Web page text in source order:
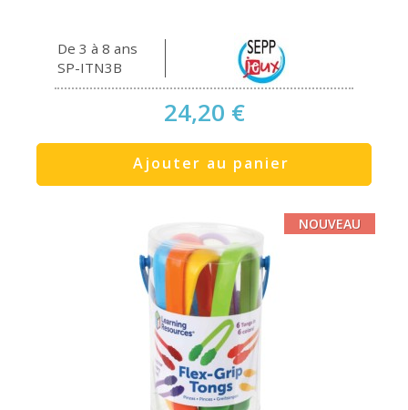
De 3 à 8 ans
SP-ITN3B
24,20 €
Ajouter au panier
NOUVEAU